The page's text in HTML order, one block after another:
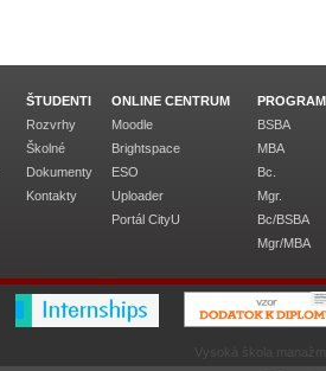
ŠTUDENTI ONLINE CENTRUM
Rozvrhy Moodle
BSBA
Školné Brightspace
MBA
Dokumenty ESO
Bc.
Kontakty Uploader
Mgr.
Portál CityU
Bc/BSBA
Mgr/MBA
Vysoká škola